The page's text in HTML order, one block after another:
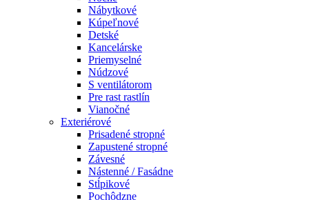
Nábytkové
Kúpeľnové
Detské
Kancelárske
Priemyselné
Núdzové
S ventilátorom
Pre rast rastlín
Vianočné
Exteriérové
Prisadené stropné
Zapustené stropné
Závesné
Nástenné / Fasádne
Stĺpikové
Pochôdzne